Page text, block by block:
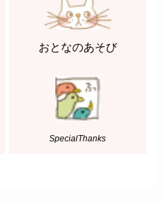
おとなのあそび
SpecialThanks